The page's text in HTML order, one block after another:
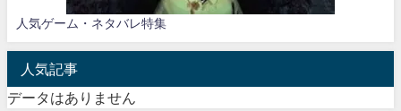
人気ゲーム・ネタバレ特集
人気記事
データはありません